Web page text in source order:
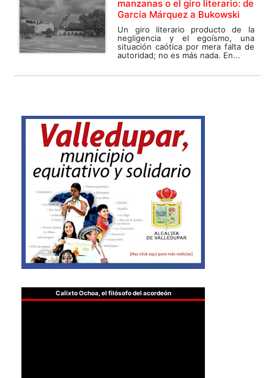
manzanas o el giro literario: de
García Márquez a Bukowski
Un giro literario producto de la
negligencia y el egoísmo, una
situación caótica por mera falta de
autoridad; no es más nada. En...
Calixto Ochoa, el filósofo del acordeón